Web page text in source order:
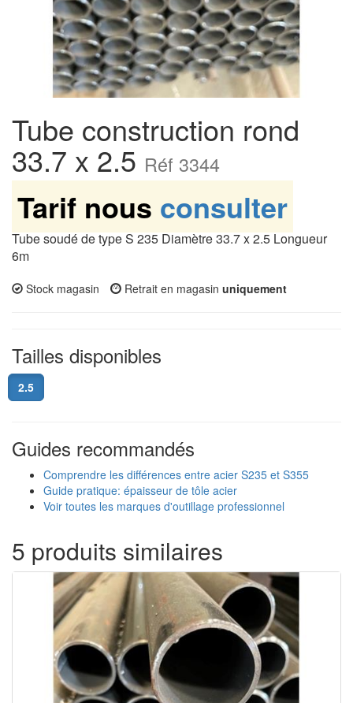
Tube construction rond
33.7 x 2.5 Réf 3344
Tarif nous consulter
Tube soudé de type S 235 Diamètre 33.7 x 2.5 Longueur
6m
Stock magasin Retrait en magasin uniquement
Tailles disponibles
2.5
Guides recommandés
Comprendre les différences entre acier S235 et S355
Guide pratique: épaisseur de tôle acier
Voir toutes les marques d'outillage professionnel
5 produits similaires